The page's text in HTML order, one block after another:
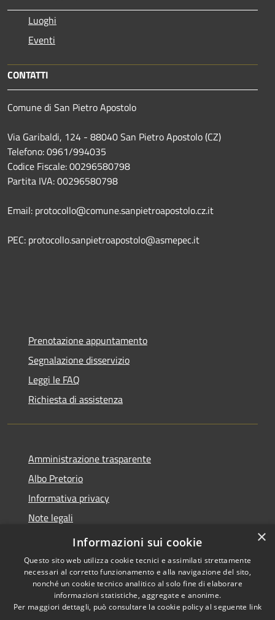
Luoghi
Eventi
CONTATTI
Comune di San Pietro Apostolo
Via Garibaldi, 124 - 88040 San Pietro Apostolo (CZ)
Telefono: 0961/994035
Codice Fiscale: 00296580798
Partita IVA: 00296580798
Email: protocollo@comune.sanpietroapostolo.cz.it
PEC: protocollo.sanpietroapostolo@asmepec.it
Prenotazione appuntamento
Segnalazione disservizio
Leggi le FAQ
Richiesta di assistenza
Amministrazione trasparente
Albo Pretorio
Informativa privacy
Note legali
Dichiarazione di accessibilità
Accessibilità
Copyright © 2026 • Comune di
San Pietro Apostolo • Powered
×
Informazioni sui cookie
Questo sito web utilizza cookie tecnici e assimilati strettamente
necessari al corretto funzionamento e alla navigazione del sito,
nonché un cookie tecnico analitico al solo fine di elaborare
informazioni statistiche, aggregate e anonime.
Per maggiori dettagli, può consultare la cookie policy al seguente link